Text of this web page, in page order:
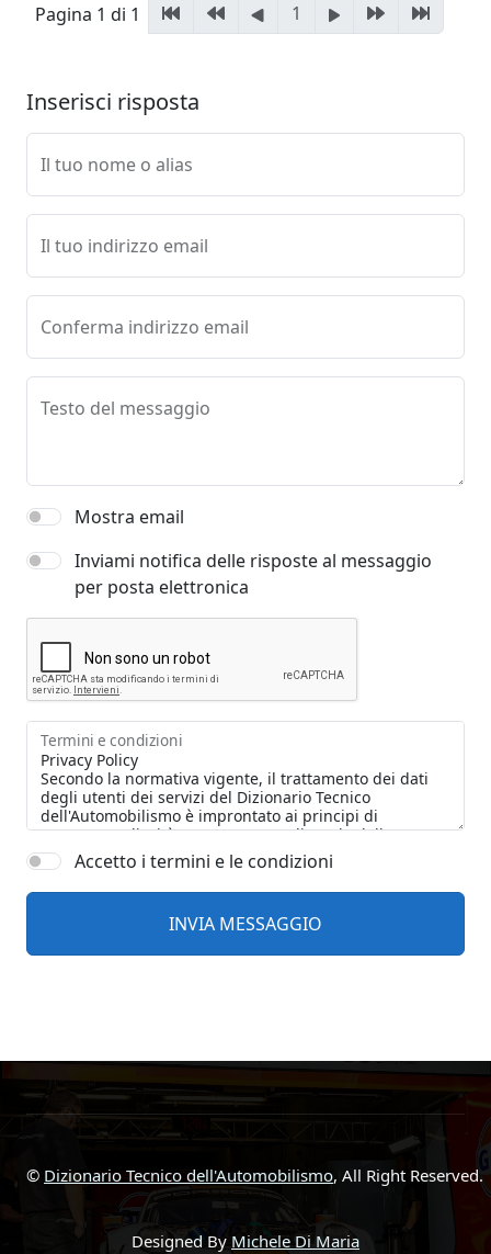
Pagina 1 di 1 1
Inserisci risposta
Il tuo nome o alias
Il tuo indirizzo email
Conferma indirizzo email
Testo del messaggio
Mostra email
Inviami notifica delle risposte al messaggio
per posta elettronica
Termini e condizioni
Accetto i termini e le condizioni
© Dizionario Tecnico dell'Automobilismo, All Right Reserved.
Designed By Michele Di Maria